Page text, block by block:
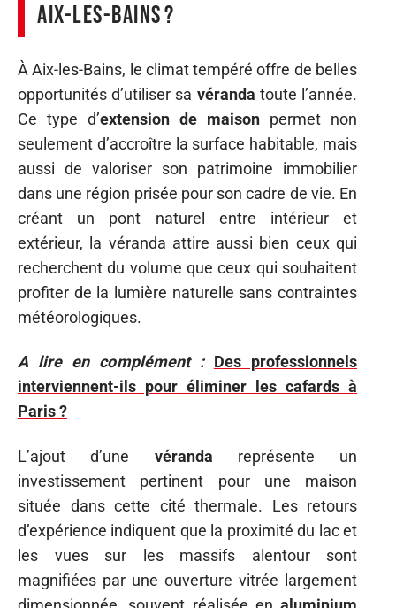
Aix-les-Bains ?
À Aix-les-Bains, le climat tempéré offre de belles
opportunités d’utiliser sa véranda toute l’année.
Ce type d’extension de maison permet non
seulement d’accroître la surface habitable, mais
aussi de valoriser son patrimoine immobilier
dans une région prisée pour son cadre de vie. En
créant un pont naturel entre intérieur et
extérieur, la véranda attire aussi bien ceux qui
recherchent du volume que ceux qui souhaitent
profiter de la lumière naturelle sans contraintes
météorologiques.
A lire en complément : Des professionnels
interviennent-ils pour éliminer les cafards à
Paris ?
L’ajout d’une véranda représente un
investissement pertinent pour une maison
située dans cette cité thermale. Les retours
d’expérience indiquent que la proximité du lac et
les vues sur les massifs alentour sont
magnifiées par une ouverture vitrée largement